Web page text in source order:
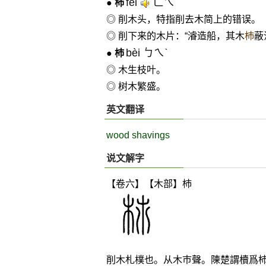
● 杮 fèi ㄈㄟˋ
◎ 削木头，特指削去木简上的错误。
◎ 削下来的木片：“濬造船，其木杮蔽
● 杮 bèi ㄅㄟˋ
◎ 木生枝叶。
◎ 树木繁盛。
英文翻译
wood shavings
说文解字
【卷六】【木部】 杮
削木札樸也。从木巿聲。陳楚謂櫝爲